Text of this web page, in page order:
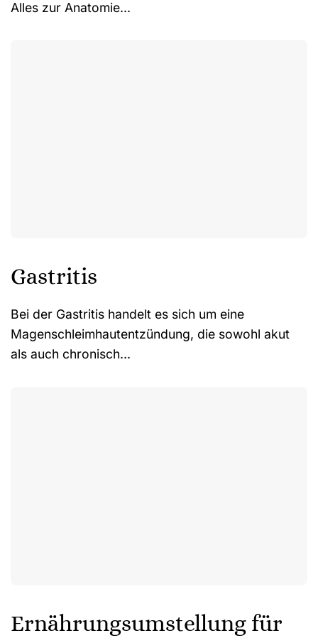
Alles zur Anatomie...
Gastritis
Bei der Gastritis handelt es sich um eine
Magenschleimhautentzündung, die sowohl akut
als auch chronisch...
Ernährungsumstellung für